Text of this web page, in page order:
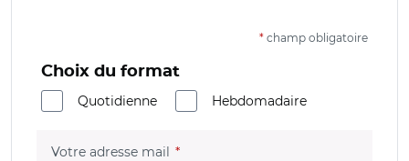
* champ obligatoire
Choix du format
Quotidienne
Hebdomadaire
Votre adresse mail (champ obligatoire)